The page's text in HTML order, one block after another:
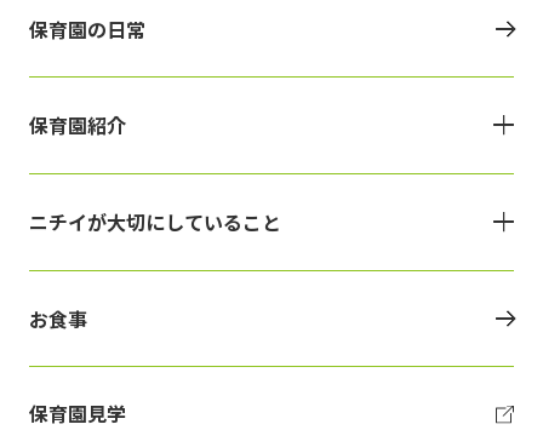
保育園の日常
保育園紹介
ニチイが大切にしていること
お食事
保育園見学